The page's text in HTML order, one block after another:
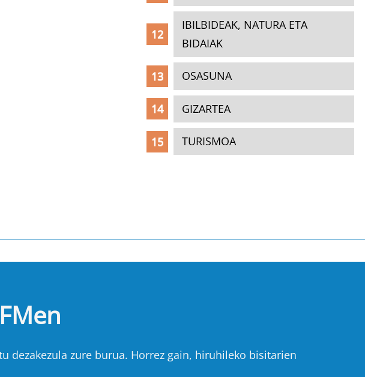
IBILBIDEAK, NATURA ETA
BIDAIAK
OSASUNA
GIZARTEA
TURISMOA
dezakezula zure burua. Horrez gain, hiruhileko bisitarien